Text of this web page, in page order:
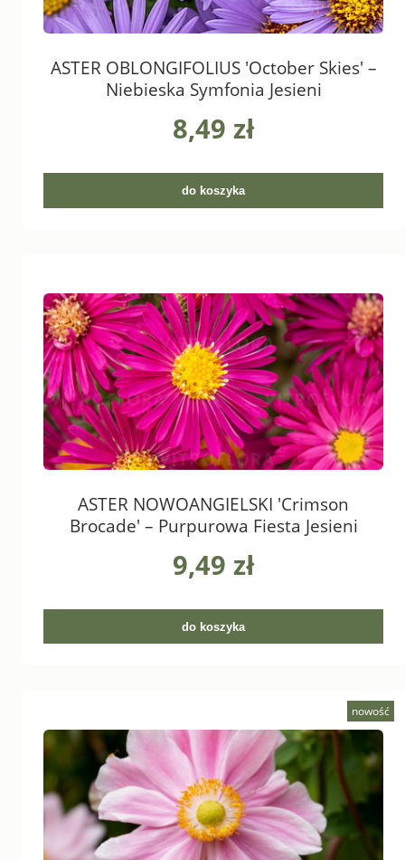
ASTER OBLONGIFOLIUS 'October Skies' –
Niebieska Symfonia Jesieni
8,49 zł
do koszyka
ASTER NOWOANGIELSKI 'Crimson
Brocade' – Purpurowa Fiesta Jesieni
9,49 zł
do koszyka
nowość